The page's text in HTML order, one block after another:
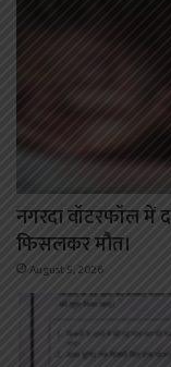
नगरदा वॉटरफॉल में
फिसलकर मौत।
August 5, 2026